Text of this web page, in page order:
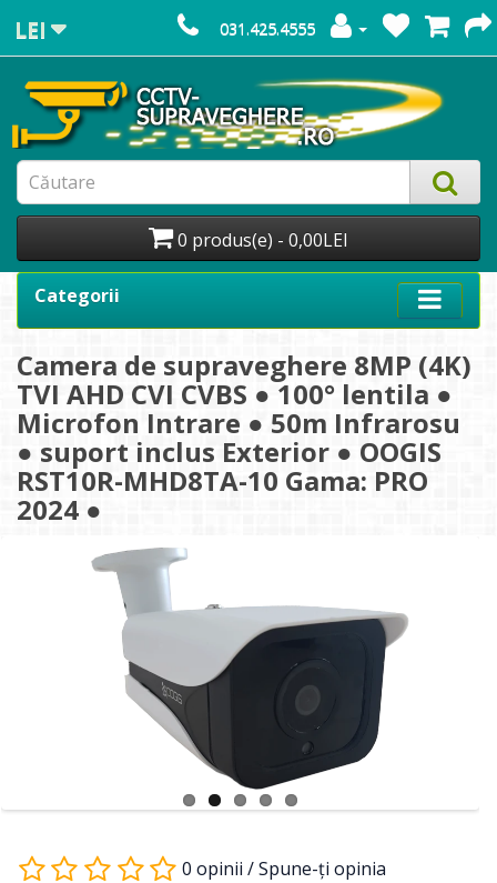
LEI 031.425.4555
0 produs(e) - 0,00LEI
Categorii
Camera de supraveghere 8MP (4K)
TVI AHD CVI CVBS ● 100° lentila ●
Microfon Intrare ● 50m Infrarosu
● suport inclus Exterior ● OOGIS
RST10R-MHD8TA-10 Gama: PRO
2024 ●
0 opinii /Spune-ţi opinia